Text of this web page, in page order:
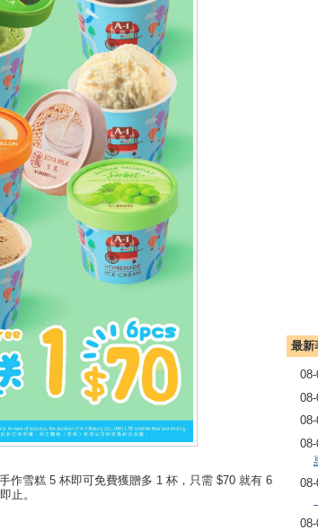
最新
作雪糕 5 杯即可免費獲贈多 1 杯，只需 $70 就有 6
止。